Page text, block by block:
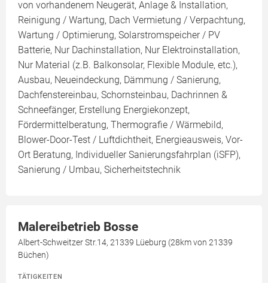
von vorhandenem Neugerät, Anlage & Installation,
Reinigung / Wartung, Dach Vermietung / Verpachtung,
Wartung / Optimierung, Solarstromspeicher / PV
Batterie, Nur Dachinstallation, Nur Elektroinstallation,
Nur Material (z.B. Balkonsolar, Flexible Module, etc.),
Ausbau, Neueindeckung, Dämmung / Sanierung,
Dachfenstereinbau, Schornsteinbau, Dachrinnen &
Schneefänger, Erstellung Energiekonzept,
Fördermittelberatung, Thermografie / Wärmebild,
Blower-Door-Test / Luftdichtheit, Energieausweis, Vor-
Ort Beratung, Individueller Sanierungsfahrplan (iSFP),
Sanierung / Umbau, Sicherheitstechnik
Malereibetrieb Bosse
Albert-Schweitzer Str.14, 21339 Lüeburg (28km von 21339
Büchen)
TÄTIGKEITEN